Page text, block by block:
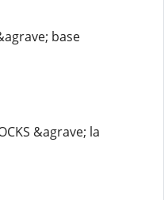
base
&agrave; la